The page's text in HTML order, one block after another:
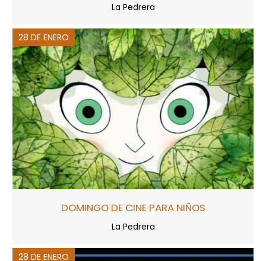
La Pedrera
28 DE ENERO
DOMINGO DE CINE PARA NIÑOS
La Pedrera
28 DE ENERO